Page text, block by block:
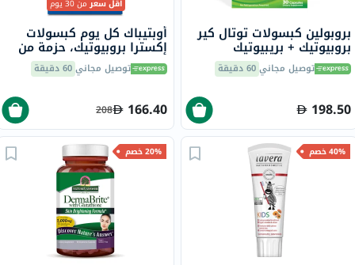
بروبولين كبسولات توتال كير
بروبيوتيك + بريبيوتيك
وبوستبيوتيك لدعم الهضم
حزمة من 30 كبسولةتوصيل مجاني60 دقيقة
198.50
أقل سعرمن 30 يوم
أوبتيباك كل يوم كبسولات
إكسترا بروبيوتيك، حزمة من
30 توصيل مجاني60 دقيقة
166.40
208
40% خصم 20% خصم